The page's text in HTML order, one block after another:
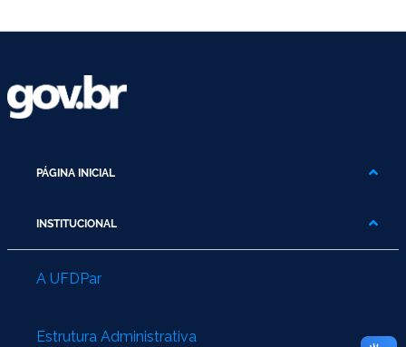
PÁGINA INICIAL
INSTITUCIONAL
A UFDPar
Estrutura Administrativa